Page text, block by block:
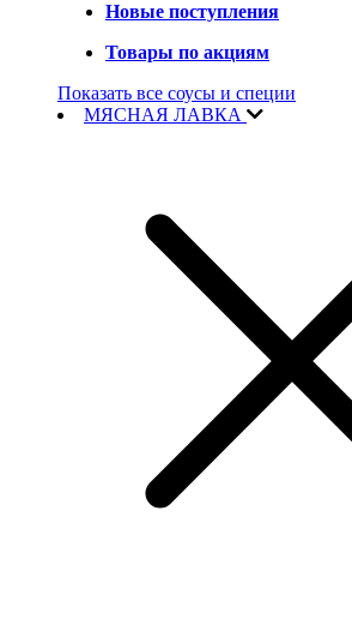
Новые поступления
Товары по акциям
Показать все соусы и специи
МЯСНАЯ ЛАВКА